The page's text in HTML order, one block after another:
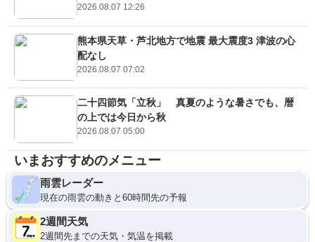
2026.08.07 12:26
熊本県天草・芦北地方で地震 最大震度3 津波の心
配なし
2026.08.07 07:02
二十四節気「立秋」 真夏のような暑さでも、暦
の上では今日から秋
2026.08.07 05:00
いまおすすめのメニュー
雨雲レーダー
現在の雨雲の動きと60時間先の予報
2週間天気
2週間先までの天気・気温を掲載